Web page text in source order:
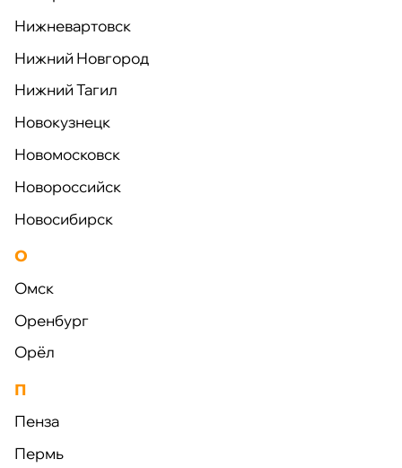
Доставка в любой
регион России
Находим решения для любой задачи. Быстро
и удобно.
Нижневартовск
Нижний Новгород
Нижний Тагил
Новокузнецк
Новомосковск
Новороссийск
Новосибирск
О
Омск
Оренбург
Орёл
П
Пенза
Пермь